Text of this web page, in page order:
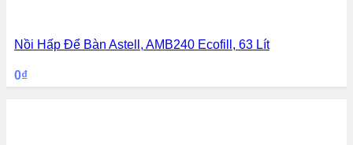
Nồi Hấp Để Bàn Astell, AMB240 Ecofill, 63 Lít
0₫